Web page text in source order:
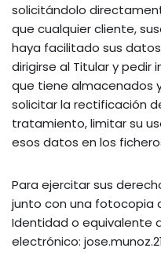
solicitándolo
que cualquier cliente,
haya facilitado sus
dirigirse al Titular y pedir
que tiene almacenados
solicitar la rectificación
tratamiento, limitar su
esos datos en los
Para ejercitar sus
junto con una fotocopia
Identidad o equivalente
electrónico: